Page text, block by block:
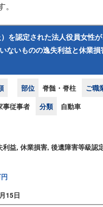
を認定された法人役員女性
ないものの逸失利益と休業損
部位 脊髄・脊柱
ご職
事従事者
分類 自動車
利益, 休業損害, 後遺障害等級認
15日